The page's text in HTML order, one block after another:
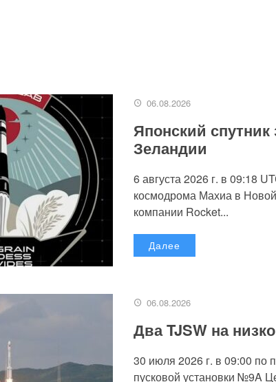
06.08.2026
Японский
Зеландии
6 августа 2026 г. в 09:18
космодрома Махиа в
компании Rocket...
Далее
06.08.2026
Два TJSW на
30 июля 2026 г. в 09:00 по
пусковой установки №9A